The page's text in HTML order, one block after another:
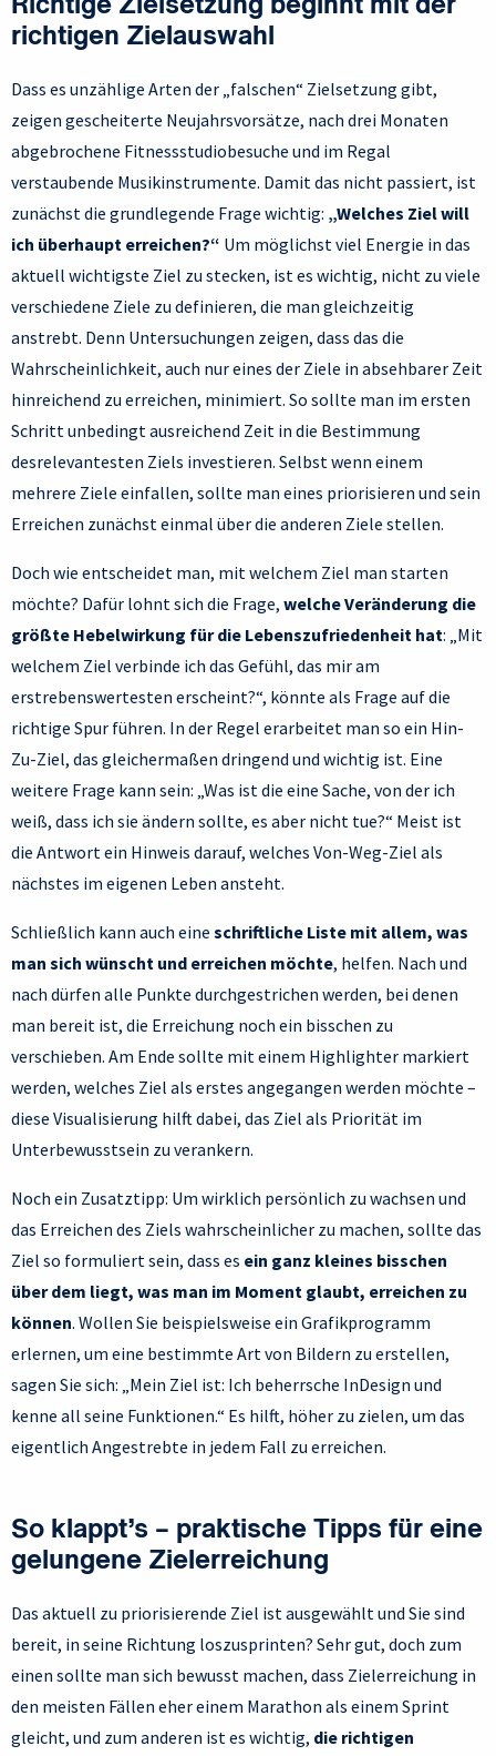
Richtige Zielsetzung beginnt mit der
richtigen Zielauswahl
Dass es unzählige Arten der „falschen“ Zielsetzung gibt,
zeigen gescheiterte Neujahrsvorsätze, nach drei Monaten
abgebrochene Fitnessstudiobesuche und im Regal
verstaubende Musikinstrumente. Damit das nicht passiert, ist
zunächst die grundlegende Frage wichtig: „Welches Ziel will
ich überhaupt erreichen?“ Um möglichst viel Energie in das
aktuell wichtigste Ziel zu stecken, ist es wichtig, nicht zu viele
verschiedene Ziele zu definieren, die man gleichzeitig
anstrebt. Denn Untersuchungen zeigen, dass das die
Wahrscheinlichkeit, auch nur eines der Ziele in absehbarer Zeit
hinreichend zu erreichen, minimiert. So sollte man im ersten
Schritt unbedingt ausreichend Zeit in die Bestimmung
desrelevantesten Ziels investieren. Selbst wenn einem
mehrere Ziele einfallen, sollte man eines priorisieren und sein
Erreichen zunächst einmal über die anderen Ziele stellen.
Doch wie entscheidet man, mit welchem Ziel man starten
möchte? Dafür lohnt sich die Frage, welche Veränderung die
größte Hebelwirkung für die Lebenszufriedenheit hat: „Mit
welchem Ziel verbinde ich das Gefühl, das mir am
erstrebenswertesten erscheint?“, könnte als Frage auf die
richtige Spur führen. In der Regel erarbeitet man so ein Hin-
Zu-Ziel, das gleichermaßen dringend und wichtig ist. Eine
weitere Frage kann sein: „Was ist die eine Sache, von der ich
weiß, dass ich sie ändern sollte, es aber nicht tue?“ Meist ist
die Antwort ein Hinweis darauf, welches Von-Weg-Ziel als
nächstes im eigenen Leben ansteht.
Schließlich kann auch eine schriftliche Liste mit allem, was
man sich wünscht und erreichen möchte, helfen. Nach und
nach dürfen alle Punkte durchgestrichen werden, bei denen
man bereit ist, die Erreichung noch ein bisschen zu
verschieben. Am Ende sollte mit einem Highlighter markiert
werden, welches Ziel als erstes angegangen werden möchte –
diese Visualisierung hilft dabei, das Ziel als Priorität im
Unterbewusstsein zu verankern.
Noch ein Zusatztipp: Um wirklich persönlich zu wachsen und
das Erreichen des Ziels wahrscheinlicher zu machen, sollte das
Ziel so formuliert sein, dass es ein ganz kleines bisschen
über dem liegt, was man im Moment glaubt, erreichen zu
können. Wollen Sie beispielsweise ein Grafikprogramm
erlernen, um eine bestimmte Art von Bildern zu erstellen,
sagen Sie sich: „Mein Ziel ist: Ich beherrsche InDesign und
kenne all seine Funktionen.“ Es hilft, höher zu zielen, um das
eigentlich Angestrebte in jedem Fall zu erreichen.
So klappt’s – praktische Tipps für eine
gelungene Zielerreichung
Das aktuell zu priorisierende Ziel ist ausgewählt und Sie sind
bereit, in seine Richtung loszusprinten? Sehr gut, doch zum
einen sollte man sich bewusst machen, dass Zielerreichung in
den meisten Fällen eher einem Marathon als einem Sprint
gleicht, und zum anderen ist es wichtig, die richtigen